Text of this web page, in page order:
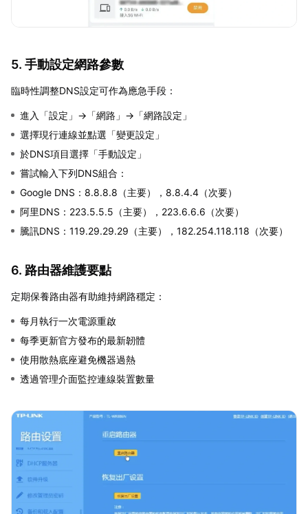
5. 手動設定網路參數
臨時性調整DNS設定可作為應急手段：
進入「設定」→「網路」→「網路設定」
選擇現行連線並點選「變更設定」
於DNS項目選擇「手動設定」
嘗試輸入下列DNS組合：
Google DNS：8.8.8.8（主要），8.8.4.4（次要）
阿里DNS：223.5.5.5（主要），223.6.6.6（次要）
騰訊DNS：119.29.29.29（主要），182.254.118.118（次要）
6. 路由器維護要點
定期保養路由器有助維持網路穩定：
每月執行一次電源重啟
每季更新官方發布的最新韌體
使用散熱底座避免機器過熱
透過管理介面監控連線裝置數量